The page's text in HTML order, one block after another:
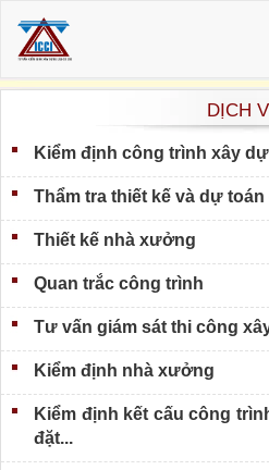
DỊCH
Kiểm định công trình xây
Thẩm tra thiết kế và dự
Thiết kế nhà xưởng
Quan trắc công trình
Tư vấn giám sát thi công
Kiểm định nhà xưởng
Kiểm định kết cấu công
đặt...